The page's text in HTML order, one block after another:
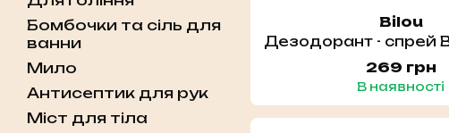
Bilou
269 грн
В наявності
Бомбочки та сіль для
ванни
Мило
Антисептик для рук
Міст для тіла